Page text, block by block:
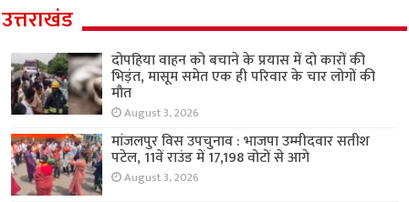
उत्तराखंड
दोपहिया वाहन को बचाने के प्रयास में दो कारों की
भिड़ंत, मासूम समेत एक ही परिवार के चार लोगों की
मौत
August 3, 2026
मांजलपुर विस उपचुनाव : भाजपा उम्मीदवार सतीश
पटेल, 11वें राउंड में 17,198 वोटों से आगे
August 3, 2026